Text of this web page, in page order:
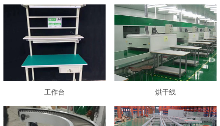
工作台 烘干线